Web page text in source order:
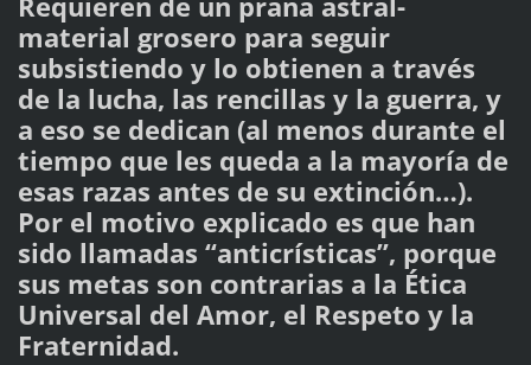
material grosero para seguir
subsistiendo y lo obtienen a través
de la lucha, las rencillas y la guerra, y
a eso se dedican (al menos durante el
tiempo que les queda a la mayoría de
esas razas antes de su extinción…).
Por el motivo explicado es que han
sido llamadas “anticrísticas”, porque
sus metas son contrarias a la Ética
Universal del Amor, el Respeto y la
Fraternidad.